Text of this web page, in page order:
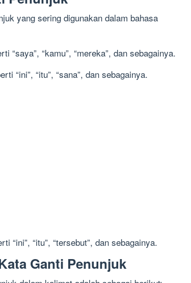
yang sering digunakan dalam bahasa
“saya”, “kamu”, “mereka”, dan sebagainya.
“ini”, “itu”, “sana”, dan sebagainya.
“ini”, “itu”, “tersebut”, dan sebagainya.
Ganti Penunjuk